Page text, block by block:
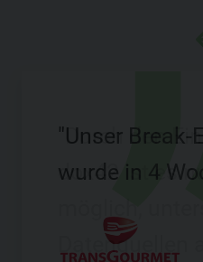
"Unser Break-
wurde in 4